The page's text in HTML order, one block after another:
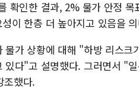
확인한 결과, 2% 물가 안정
이 한층 더 높아지고 있음을
물가 상황에 대해 "하방 리스
있다"고 설명했다. 그러면서 "
조했다.